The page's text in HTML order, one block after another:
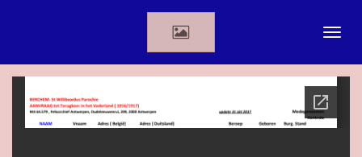
de
hoofdinhoud